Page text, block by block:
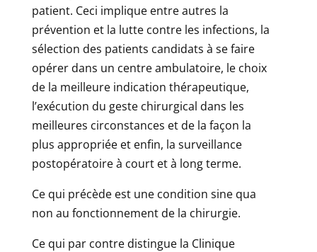
patient. Ceci implique entre autres la
prévention et la lutte contre les infections, la
sélection des patients candidats à se faire
opérer dans un centre ambulatoire, le choix
de la meilleure indication thérapeutique,
l’exécution du geste chirurgical dans les
meilleures circonstances et de la façon la
plus appropriée et enfin, la surveillance
postopératoire à court et à long terme.
Ce qui précède est une condition sine qua
non au fonctionnement de la chirurgie.
Ce qui par contre distingue la Clinique